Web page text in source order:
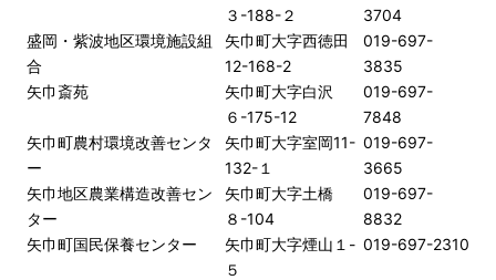
３-188-２
3704
盛岡・紫波地区環境施設組
合
矢巾町大字西徳田
12-168-2
019-697-
3835
矢巾斎苑
矢巾町大字白沢
６-175-12
019-697-
7848
矢巾町農村環境改善センタ
ー
矢巾町大字室岡11-
132-１
019-697-
3665
矢巾地区農業構造改善セン
ター
矢巾町大字土橋
８-104
019-697-
8832
矢巾町国民保養センター
矢巾町大字煙山１-
５
019-697-2310